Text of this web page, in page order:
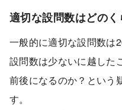
適切な設問数はどのく
一般的に適切な設問数は
設問数は少ないに越した
前後になるのか？という
す。